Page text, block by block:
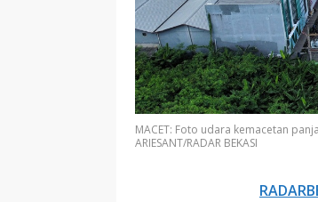
MACET: Foto udara kemacetan
ARIESANT/RADAR BEKASI